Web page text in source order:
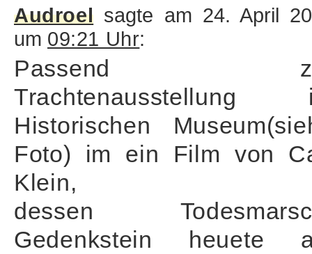
Audroel sagte am 24. April
um 09:21 Uhr:
Passend
Trachtenausstellung
Historischen
Foto) im ein Film von
Klein,
dessen
Gedenkstein heuete